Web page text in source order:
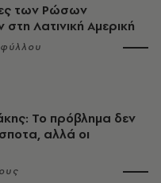
των Ρώσων
Λατινική Αμερική
Το πρόβλημα δεν
αλλά οι